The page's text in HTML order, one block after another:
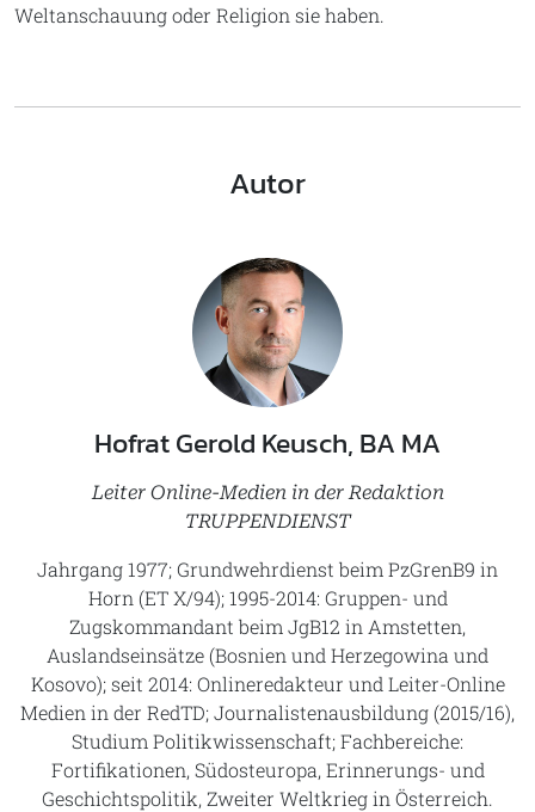
Weltanschauung oder Religion sie haben.
Autor
Hofrat Gerold Keusch, BA MA
Leiter Online-Medien in der Redaktion
TRUPPENDIENST
Jahrgang 1977; Grundwehrdienst beim PzGrenB9 in
Horn (ET X/94); 1995-2014: Gruppen- und
Zugskommandant beim JgB12 in Amstetten,
Auslandseinsätze (Bosnien und Herzegowina und
Kosovo); seit 2014: Onlineredakteur und Leiter-Online
Medien in der RedTD; Journalistenausbildung (2015/16),
Studium Politikwissenschaft; Fachbereiche:
Fortifikationen, Südosteuropa, Erinnerungs- und
Geschichtspolitik, Zweiter Weltkrieg in Österreich.